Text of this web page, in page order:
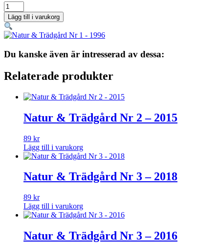
Natur
&
Trädgård
Nr
1
-
1996
Lägg till i varukorg
Du kanske även är intresserad av dessa:
Relaterade produkter
Natur & Trädgård Nr 2 – 2015
89 kr
Lägg till i varukorg
Natur & Trädgård Nr 3 – 2018
89 kr
Lägg till i varukorg
Natur & Trädgård Nr 3 – 2016